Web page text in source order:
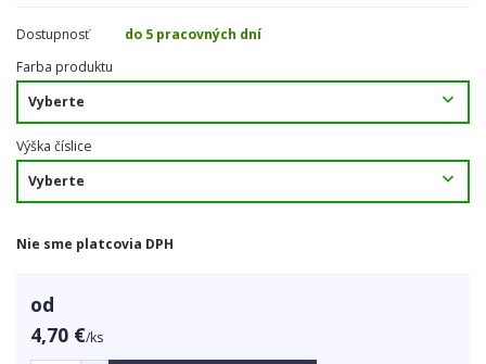
Dostupnosť
do 5 pracovných dní
Farba produktu
Výška číslice
Nie sme platcovia DPH
od
4,70 €/ks